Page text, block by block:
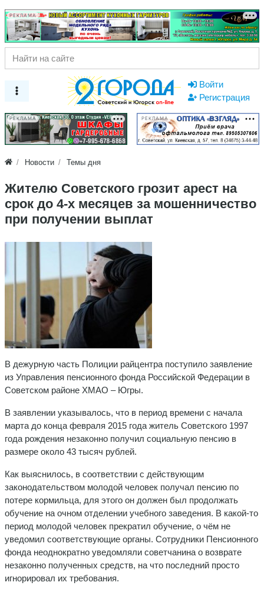
РЕКЛАМА
Войти
Регистрация
РЕКЛАМА РЕКЛАМА
Новости Темы дня
Жителю Советского грозит арест на
срок до 4-х месяцев за мошенничество
при получении выплат
В дежурную часть Полиции райцентра поступило заявление
из Управления пенсионного фонда Российской Федерации в
Советском районе ХМАО – Югры.
В заявлении указывалось, что в период времени с начала
марта до конца февраля 2015 года житель Советского 1997
года рождения незаконно получил социальную пенсию в
размере около 43 тысяч рублей.
Как выяснилось, в соответствии с действующим
законодательством молодой человек получал пенсию по
потере кормильца, для этого он должен был продолжать
обучение на очном отделении учебного заведения. В какой-то
период молодой человек прекратил обучение, о чём не
уведомил соответствующие органы. Сотрудники Пенсионного
фонда неоднократно уведомляли советчанина о возврате
незаконно полученных средств, на что последний просто
игнорировал их требования.